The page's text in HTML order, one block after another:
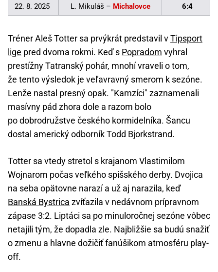
22. 8. 2025 L. Mikuláš – Michalovce 6:4
Tréner Aleš Totter sa prvýkrát predstavil vTipsport
lige pred dvoma rokmi. Keď s Popradom vyhral
prestížny Tatranský pohár, mnohí vraveli o tom,
že tento výsledok je veľavravný smerom k sezóne.
Lenže nastal presný opak. "Kamzíci" zaznamenali
masívny pád zhora dole a razom bolo
po dobrodružstve českého kormidelníka. Šancu
dostal americký odborník Todd Bjorkstrand.
Totter sa vtedy stretol s krajanom Vlastimilom
Wojnarom počas veľkého spišského derby. Dvojica
na seba opätovne narazí a už aj narazila, keď
Banská Bystrica zvíťazila v nedávnom prípravnom
zápase 3:2. Liptáci sa po minuloročnej sezóne vôbec
netajili tým, že dopadla zle. Najbližšie sa budú snažiť
o zmenu a hlavne dožičiť fanúšikom atmosféru play-
off.